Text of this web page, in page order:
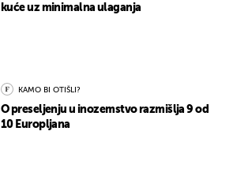
kuće uz minimalna ulaganja
KAMO BI OTIŠLI?
O preseljenju u inozemstvo razmišlja 9 od
10 Europljana